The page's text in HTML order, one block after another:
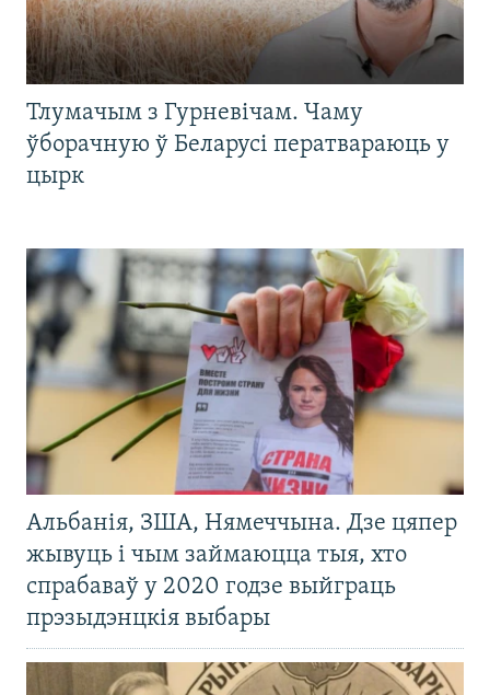
Тлумачым з Гурневічам. Чаму
ўборачную ў Беларусі ператвараюць у
цырк
Альбанія, ЗША, Нямеччына. Дзе цяпер
жывуць і чым займаюцца тыя, хто
спрабаваў у 2020 годзе выйграць
прэзыдэнцкія выбары